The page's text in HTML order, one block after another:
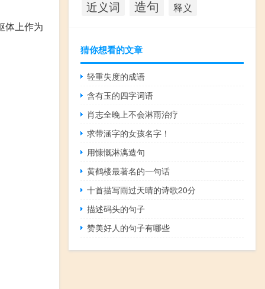
体上作为
近义词 造句 释义
猜你想看的文章
轻重失度的成语
含有玉的四字词语
肖志全晚上不会淋雨治疗
求带涵字的女孩名字！
用慷慨淋漓造句
黄鹤楼最著名的一句话
十首描写雨过天晴的诗歌20分
描述码头的句子
赞美好人的句子有哪些